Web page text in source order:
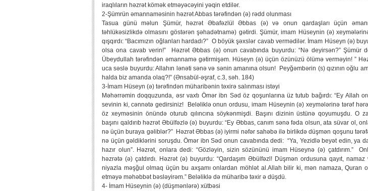
iraqlıların həzrət kömək etməyəcəyini yəqin etdilər.
2-Şümrün əmannaməsinin həzrət Abbas tərəfindən (ə) rədd olunması
Tasua günü məlun Şümür, həzrət Əbafəzlül Əbbas (ə) və onun qardaşları üçün
təhlükəsizlikdə olmasını göstərən şəhadətnamə) gətirdi. Şümür, imam Hüseynin (ə)
qışqırdı: “Bacımızın oğlanları hardadı?” O böyük şəxslər cavab vermədilər. İmam Hüseyn (ə)
olsa ona cavab verin!” Həzrət Əbbas (ə) onun cavabında buyurdu: “Nə deyirsən?” Şümür
Übeydullah tərəfindən əmannamə gətirmişəm. Hüseyn (ə) üçün özünüzü ölümə verməyin! ”
uca səslə buyurdu: Allahın lənəti sənə və sənin amanına olsun! Peyğəmbərin (s) qızının oğlu
halda biz amanda olaq?!” (Ənsabül-əşraf, c.3, səh. 184)
3-İmam Hüseyn (ə) tərəfindən müharibənin təxirə salınması istəyi
Məhərrəmin doqquzunda, əsr vaxtı Ömər ibn Səd öz qoşunlarına üz tutub bağırdı: “Ey Allah
sevinin ki, cənnətə gedirsiniz! Beləliklə onun ordusu, imam Hüseynin (ə) xeymələrinə tərəf
öz xeyməsinin önündə oturub qılıncına söykənmişdi. Başını dizinin üstünə qoyumuşdu. O
başını qaldırıb həzrət Əbülfəzlə (ə) buyurdu: “Ey Əbbas, canım sənə fəda olsun, ata süvar ol,
nə üçün buraya gəliblər?” Həzrət Əbbas (ə) iyirmi nəfər sahəbə ilə birlikdə düşmən qoşunu
nə üçün gəldiklərini soruşdu. Ömər ibn Səd onun cavabında dedi: “Ya, Yezidlə beyət edin, ya
hazır olun”. Həzrət, onlara dedi: “Gözləyin, sizin sözününü imam Hüseynə (ə) çatdırım.”
həzrətə (ə) çatdırdı. Həzrət (ə) buyurdu: “Qardaşım Əbülfəzl! Düşmən ordusuna qayıt,
niyazla məşğul olmaq üçün bu axşamı onlardan möhlət al.Allah bilir ki, mən namaza, Quran
etməyə məhəbbət bəsləyirəm.” Beləliklə də müharibə təxir ə düşdü.
4- İmam Hüseynin (ə) (düşmənlərə) xütbəsi